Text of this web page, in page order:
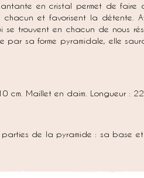
en cristal permet de
chacun et favorisent la détente.
trouvent en chacun de nous
par sa forme pyramidale, elle
cm. Maillet en daim. Longueur :
de la pyramide : sa base et